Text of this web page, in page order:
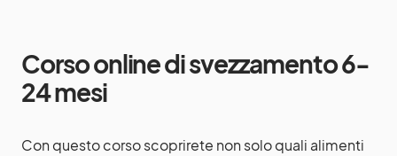
Corso online di svezzamento 6-
24 mesi
Con questo corso scoprirete non solo quali alimenti